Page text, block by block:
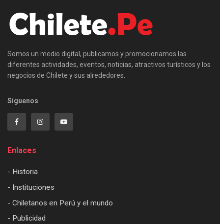
Somos un medio digital, publicamos y promocionamos las
diferentes actividades, eventos, noticias, atractivos turísticos y los
negocios de Chilete y sus alrededores.
Síguenos
Enlaces
- Historia
- Instituciones
- Chiletanos en Perú y el mundo
- Publicidad